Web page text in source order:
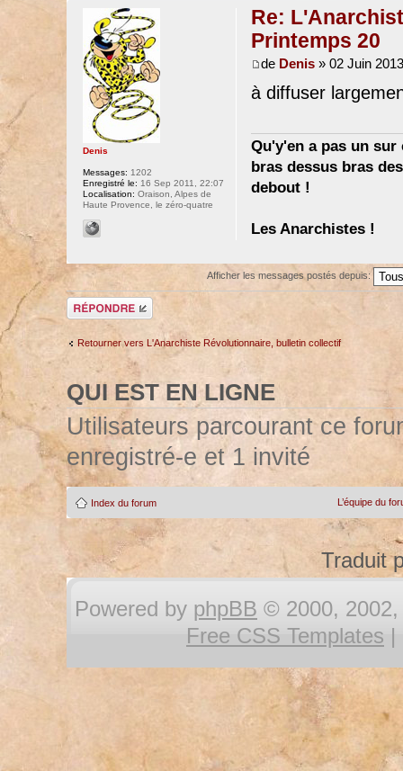
Re:
Printemps 20
de Denis» 02 Juin
à diffuser
Qu'y'en a pas un
bras dessus bras
debout !
Les Anarchistes !
Denis
Messages: 1202
Enregistré le: 16 Sep 2011, 22:07
Localisation: Oraison, Alpes de
Haute Provence, le zéro-quatre
Afficher les messages postés depuis:
Répondre
Retourner vers L'Anarchiste Révolutionnaire, bulletin collectif
QUI EST EN LIGNE
Utilisateurs parcourant ce
enregistré-e et 1 invité
Index du forum L’équipe du
Traduit
Powered by phpBB © 2000, 2002,
Free CSS Templates |